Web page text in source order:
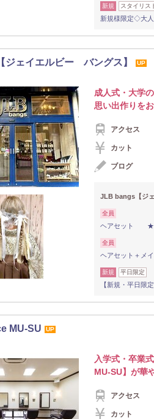
新規 スタイリス
新規様限定◇大
ジェイエルビー バングス】 UP
成人式・大学
思い出作りを
アクセス
カット
ブログ
JLB bangs【ジ
全員
ヘアセット ★年
全員
ヘアセット＋メ
新規 平日限定
【新規・平日
MU-SU UP
入学式・卒業
MU-SU】が華
アクセス
カット